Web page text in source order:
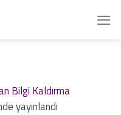
Bilgi Kaldırma
yayınlandı